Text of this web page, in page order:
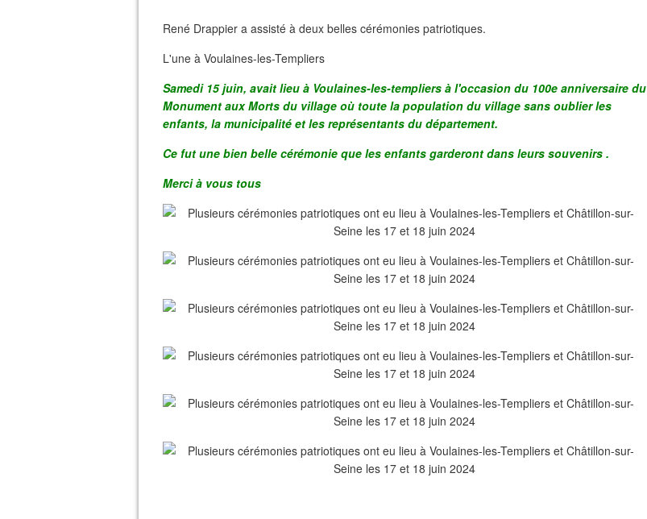
René Drappier a assisté à deux belles cérémonies patriotiques.
L'une à Voulaines-les-Templiers
Samedi 15 juin, avait lieu à Voulaines-les-templiers à l'occasion du 100e anniversaire du
Monument aux Morts du village où toute la population du village sans oublier les
enfants, la municipalité et les représentants du département.
Ce fut une bien belle cérémonie que les enfants garderont dans leurs souvenirs .
Merci à vous tous